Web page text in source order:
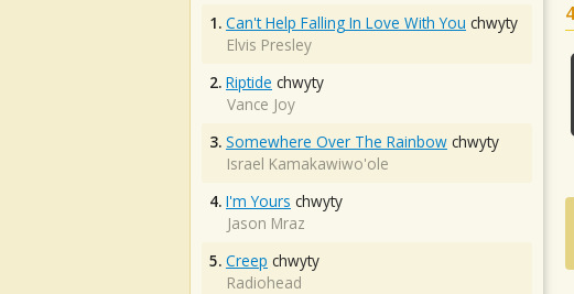
4
1. Can't Help Falling In Love With You chwyty
Elvis Presley
2. Riptide chwyty
Vance Joy
3. Somewhere Over The Rainbow chwyty
Israel Kamakawiwo'ole
4. I'm Yours chwyty
Jason Mraz
5. Creep chwyty
Radiohead